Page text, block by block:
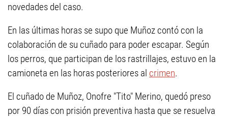
novedades del caso.
En las últimas horas se supo que Muñoz contó con la
colaboración de su cuñado para poder escapar. Según
los perros, que participan de los rastrillajes, estuvo en la
camioneta en las horas posteriores al crimen.
El cuñado de Muñoz, Onofre "Tito" Merino, quedó preso
por 90 días con prisión preventiva hasta que se resuelva